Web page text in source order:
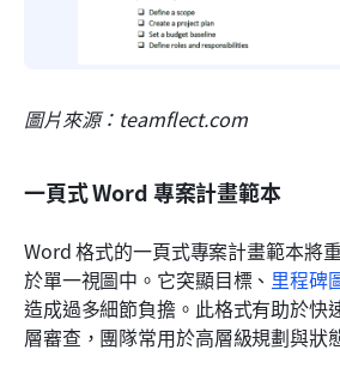
圖片來源：teamflect.com
一頁式 Word 專案計畫範本
Word 格式的一頁式專案計畫範本將
於單一視圖中。它突顯目標、 里程碑
造成過多細節負擔。此格式有助於快
層審查，團隊常用於高層級規劃與狀